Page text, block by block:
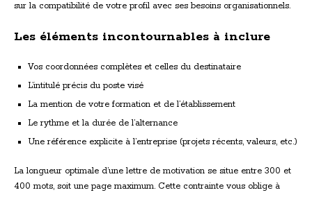
sur la compatibilité de votre profil avec ses besoins organisationnels.
Les éléments incontournables à inclure
Vos coordonnées complètes et celles du destinataire
L’intitulé précis du poste visé
La mention de votre formation et de l’établissement
Le rythme et la durée de l’alternance
Une référence explicite à l’entreprise (projets récents, valeurs, etc.)
La longueur optimale d’une lettre de motivation se situe entre 300 et
400 mots, soit une page maximum. Cette contrainte vous oblige à